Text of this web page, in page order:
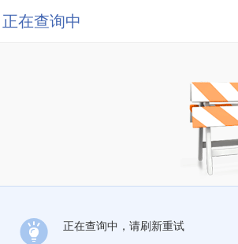
正在查询中
正在查询中，请刷新重试